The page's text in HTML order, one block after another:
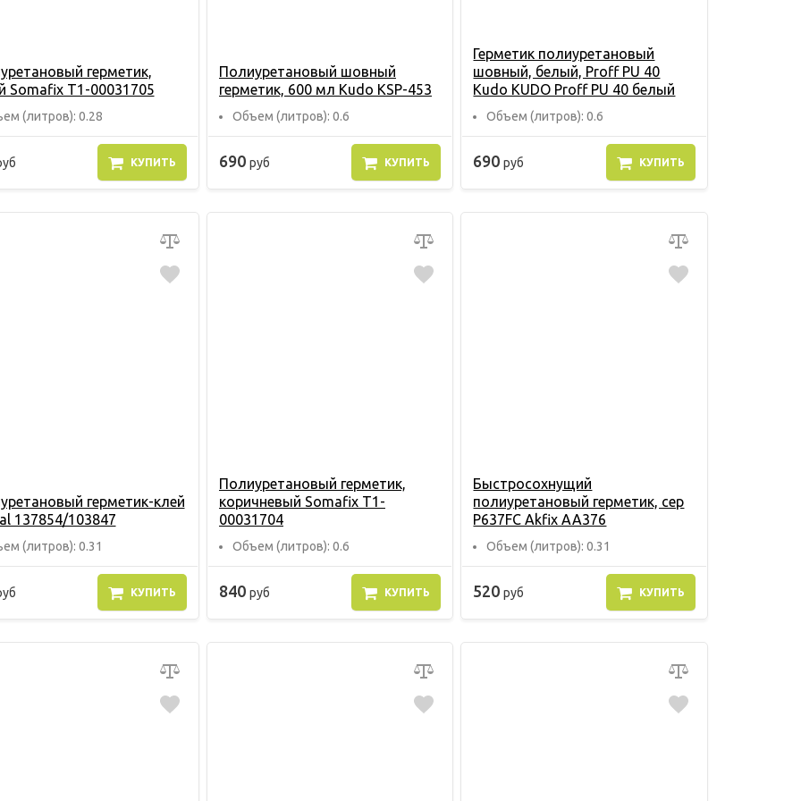
герметик,
Somafix Т1-00031705
(литров): 0.28
КУПИТЬ
Полиуретановый шовный
герметик, 600 мл Kudo KSP-453
Объем (литров): 0.6
690 руб КУПИТЬ
Герметик полиуретановый
шовный, белый, Proff PU 40
Kudo KUDO Proff PU 40 белый
Объем (литров): 0.6
690руб КУПИТЬ
герметик-клей
137854/103847
(литров): 0.31
КУПИТЬ
Полиуретановый герметик,
коричневый Somafix Т1-
00031704
Объем (литров): 0.6
840 руб КУПИТЬ
Быстросохнущий
полиуретановый герметик, сер
P637FC Akfix AA376
Объем (литров): 0.31
520руб КУПИТЬ